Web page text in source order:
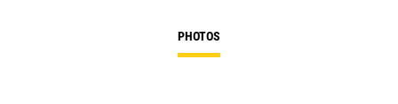
PHOTOS